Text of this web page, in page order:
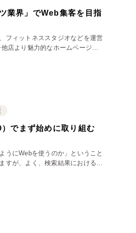
業界」でWeb集客を目指
フィットネススタジオなどを運営
店より魅力的なホームページを
でまず始めに取り組む
うにWebを使うのか」ということ
すが、よく、検索結果における上